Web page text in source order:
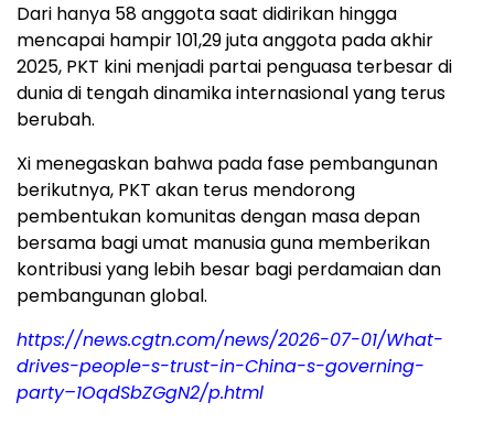
Dari hanya 58 anggota saat didirikan hingga
mencapai hampir 101,29 juta anggota pada akhir
2025, PKT kini menjadi partai penguasa terbesar di
dunia di tengah dinamika internasional yang terus
berubah.
Xi menegaskan bahwa pada fase pembangunan
berikutnya, PKT akan terus mendorong
pembentukan komunitas dengan masa depan
bersama bagi umat manusia guna memberikan
kontribusi yang lebih besar bagi perdamaian dan
pembangunan global.
https://news.cgtn.com/news/2026-07-01/What-
drives-people-s-trust-in-China-s-governing-
party–1OqdSbZGgN2/p.html